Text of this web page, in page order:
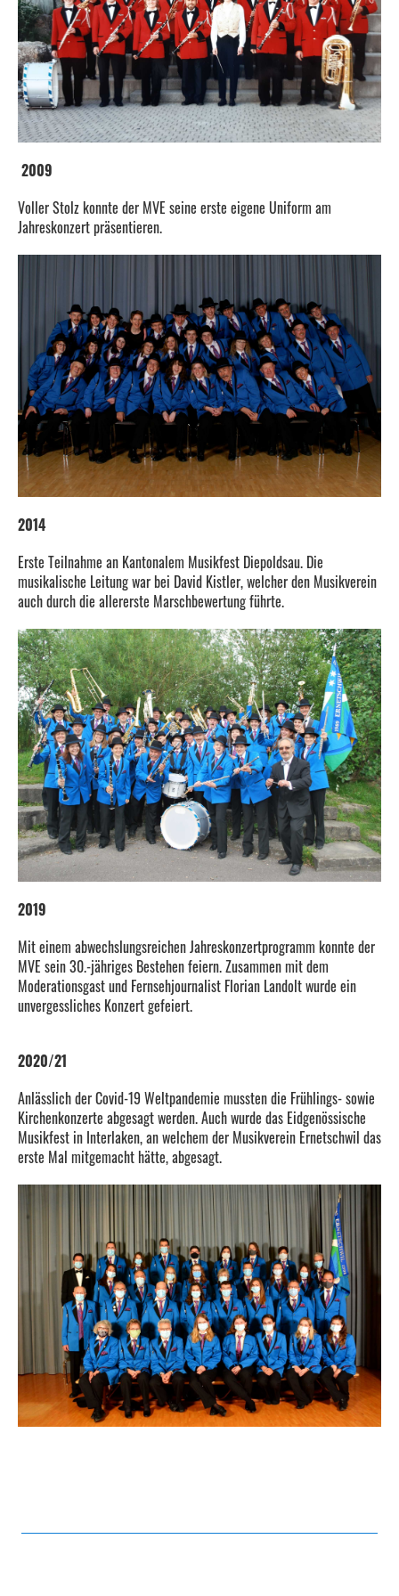
2009
Voller Stolz konnte der MVE seine erste eigene Uniform am
Jahreskonzert präsentieren.
2014
Erste Teilnahme an Kantonalem Musikfest Diepoldsau. Die
musikalische Leitung war bei David Kistler, welcher den Musikverein
auch durch die allererste Marschbewertung führte.
2019
Mit einem abwechslungsreichen Jahreskonzertprogramm konnte der
MVE sein 30.-jähriges Bestehen feiern. Zusammen mit dem
Moderationsgast und Fernsehjournalist Florian Landolt wurde ein
unvergessliches Konzert gefeiert.
2020/21
Anlässlich der Covid-19 Weltpandemie mussten die Frühlings- sowie
Kirchenkonzerte abgesagt werden. Auch wurde das Eidgenössische
Musikfest in Interlaken, an welchem der Musikverein Ernetschwil das
erste Mal mitgemacht hätte, abgesagt.